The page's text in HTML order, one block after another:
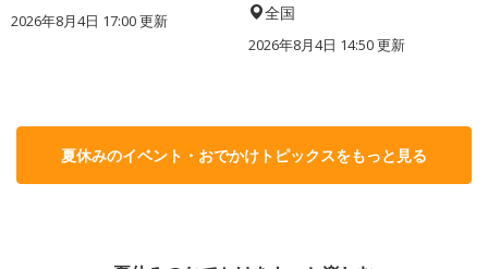
2026年8月4日 17:00更新 全国
2026年8月4日 14:50更新
夏休みのイベント・おでかけトピックスをもっと見る